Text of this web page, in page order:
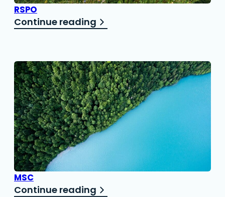
RSPO
Continue reading
MSC
Continue reading